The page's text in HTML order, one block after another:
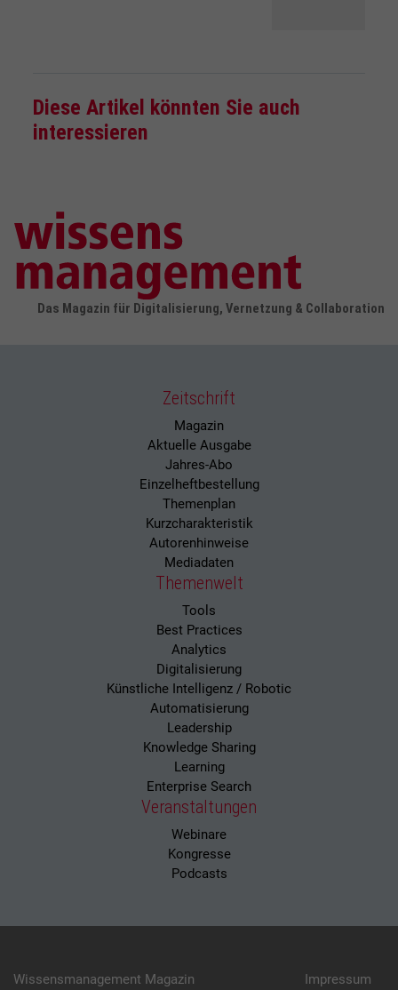
Diese Artikel könnten Sie auch
interessieren
Das Magazin für Digitalisierung, Vernetzung & Collaboration
Zeitschrift
Magazin
Aktuelle Ausgabe
Jahres-Abo
Einzelheftbestellung
Themenplan
Kurzcharakteristik
Autorenhinweise
Mediadaten
Themenwelt
Tools
Best Practices
Analytics
Digitalisierung
Künstliche Intelligenz / Robotic
Automatisierung
Leadership
Knowledge Sharing
Learning
Enterprise Search
Veranstaltungen
Webinare
Kongresse
Podcasts
Wissensmanagement Magazin
Impressum